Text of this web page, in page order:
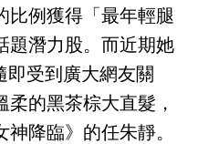
比例獲得「最年輕腿
題潛力股。而近期她
即受到廣大網友關
的黑茶棕大直髮，
降臨》的任朱靜。